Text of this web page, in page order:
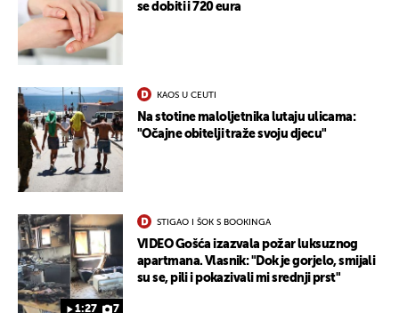
se dobiti i 720 eura
KAOS U CEUTI
Na stotine maloljetnika lutaju ulicama:
"Očajne obitelji traže svoju djecu"
1:27 7
STIGAO I ŠOK S BOOKINGA
VIDEO Gošća izazvala požar luksuznog
apartmana. Vlasnik: "Dok je gorjelo, smijali
su se, pili i pokazivali mi srednji prst"